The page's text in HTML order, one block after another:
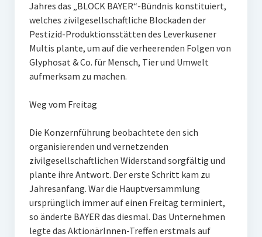
Jahres das „BLOCK BAYER“-Bündnis konstituiert,
welches zivilgesellschaftliche Blockaden der
Pestizid-Produktionsstätten des Leverkusener
Multis plante, um auf die verheerenden Folgen von
Glyphosat & Co. für Mensch, Tier und Umwelt
aufmerksam zu machen.
Weg vom Freitag
Die Konzernführung beobachtete den sich
organisierenden und vernetzenden
zivilgesellschaftlichen Widerstand sorgfältig und
plante ihre Antwort. Der erste Schritt kam zu
Jahresanfang. War die Hauptversammlung
ursprünglich immer auf einen Freitag terminiert,
so änderte BAYER das diesmal. Das Unternehmen
legte das AktionärInnen-Treffen erstmals auf